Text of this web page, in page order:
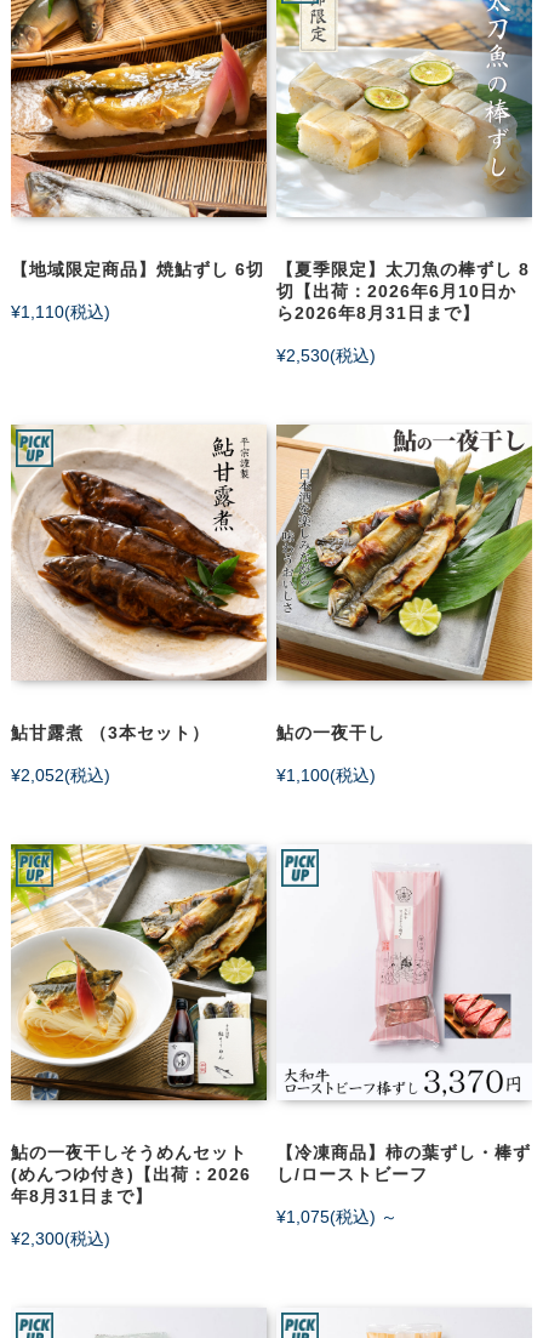
【地域限定商品】焼鮎ずし 6切
¥1,110(税込)
【夏季限定】太刀魚の棒ずし 8
切【出荷：2026年6月10日か
ら2026年8月31日まで】
¥2,530(税込)
鮎甘露煮 （3本セット）
¥2,052(税込)
鮎の一夜干し
¥1,100(税込)
鮎の一夜干しそうめんセット
(めんつゆ付き)【出荷：2026
年8月31日まで】
¥2,300(税込)
【冷凍商品】柿の葉ずし・棒ず
し/ローストビーフ
¥1,075(税込) ～